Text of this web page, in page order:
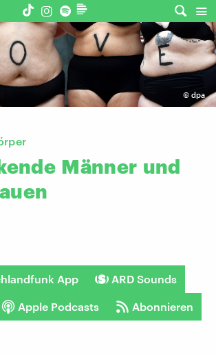
© dpa
Männer und
App ARD Sounds
Apple Podcasts Abonnieren